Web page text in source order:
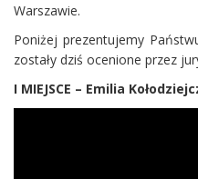
Warszawie.
Poniżej prezentujemy
zostały dziś ocenione przez
I MIEJSCE – Emilia